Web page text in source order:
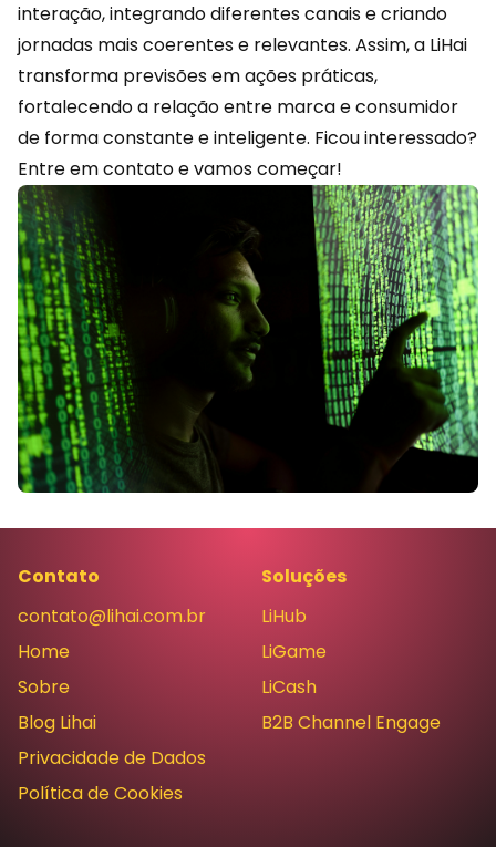
interação, integrando diferentes canais e criando
jornadas mais coerentes e relevantes. Assim, a LiHai
transforma previsões em ações práticas,
fortalecendo a relação entre marca e consumidor
de forma constante e inteligente. Ficou interessado?
Entre em contatoe vamos começar!
Contato
contato@lihai.com.br
Home
Sobre
Blog Lihai
Privacidade de Dados
Política de Cookies
Soluções
LiHub
LiGame
LiCash
B2B Channel Engage